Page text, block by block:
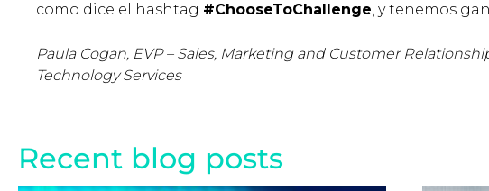
como dice el hashtag #ChooseToChallenge, y tenemos
Paula Cogan, EVP – Sales, Marketing and Customer
Technology Services
Recent blog posts